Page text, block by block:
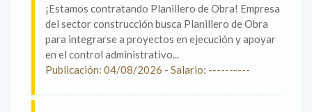
¡Estamos contratando Planillero de Obra! Empresa
del sector construcción busca Planillero de Obra
para integrarse a proyectos en ejecución y apoyar
en el control administrativo...
Publicación: 04/08/2026 - Salario: ----------